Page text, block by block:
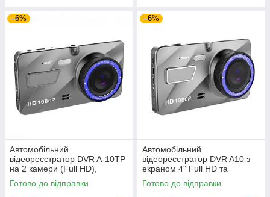
–6%
Автомобільний
відеореєстратор DVR A-10TP
на 2 камери (Full HD),
двоканальний
автореєстратор із великим
Готово до відправки
–6%
Автомобільний
відеореєстратор DVR A10 з
екраном 4" Full HD та
виносною камерою заднього
огляду
Готово до відправки